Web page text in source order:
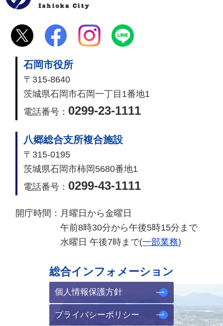
石岡市役所
〒315-8640
茨城県石岡市石岡一丁目1番地1
電話番号： 0299-23-1111
八郷総合支所複合施設
〒315-0195
茨城県石岡市柿岡5680番地1
電話番号： 0299-43-1111
開庁時間： 月曜日から金曜日
午前8時30分から午後5時15分まで
水曜日 午後7時まで(一部業務)
総合インフォメーション
個人情報保護方針
プライバシーポリシー